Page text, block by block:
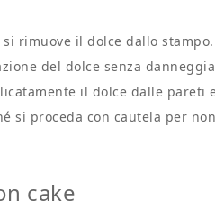
rimuove il dolce dallo
del dolce senza
il dolce dalle pareti
si proceda con cautela per
cake